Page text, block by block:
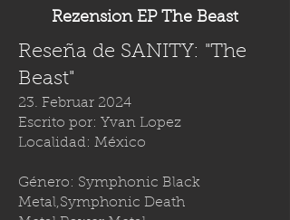
Rezension EP The Beast
Reseña de SANITY: "The
Beast"
23. Februar 2024
Escrito por: Yvan Lopez
Localidad: México
Género: Symphonic Black
Metal,Symphonic Death